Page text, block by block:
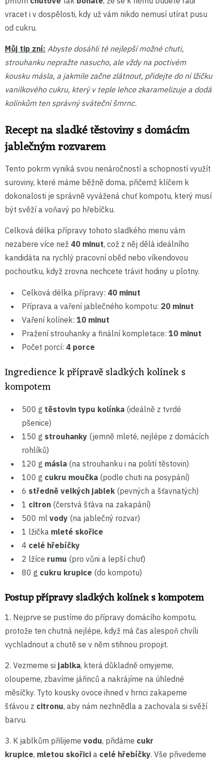
vracet i v dospělosti, kdy už vám nikdo nemusí utírat pusu
od cukru.
Můj tip zní: Abyste dosáhli té nejlepší možné chuti,
strouhanku nepražte nasucho, ale vždy na poctivém
kousku másla, a jakmile začne zlátnout, přidejte do ní lžičku
vanilkového cukru, který v teple lehce zkaramelizuje a dodá
kolínkům ten správný sváteční šmrnc.
Recept na sladké těstoviny s domácím
jablečným rozvarem
Tento pokrm vyniká svou nenáročností a schopností využít
suroviny, které máme běžně doma, přičemž klíčem k
dokonalosti je správně vyvážená chuť kompotu, který musí
být svěží a voňavý po hřebíčku.
Celková délka přípravy tohoto sladkého menu vám
nezabere více než 40 minut, což z něj dělá ideálního
kandidáta na rychlý pracovní oběd nebo víkendovou
pochoutku, když zrovna nechcete trávit hodiny u plotny.
Celková délka přípravy: 40 minut
Příprava a vaření jablečného kompotu: 20 minut
Vaření kolínek: 10 minut
Pražení strouhanky a finální kompletace: 10 minut
Počet porcí: 4 porce
Ingredience k přípravě sladkých kolínek s
kompotem
500 g těstovin typu kolínka (ideálně z tvrdé
pšenice)
150 g strouhanky (jemně mleté, nejlépe z domácích
rohlíků)
120 g másla (na strouhanku i na polití těstovin)
100 g cukru moučka (podle chuti na posypání)
6 středně velkých jablek (pevných a šťavnatých)
1 citron (čerstvá šťáva na zakapání)
500 ml vody (na jablečný rozvar)
1 lžička mleté skořice
4 celé hřebíčky
2 lžíce rumu (pro vůni a lepší chuť)
80 g cukru krupice (do kompotu)
Postup přípravy sladkých kolínek s kompotem
1. Nejprve se pustíme do přípravy domácího kompotu,
protože ten chutná nejlépe, když má čas alespoň chvíli
vychladnout a chutě se v něm stihnou propojit.
2. Vezmeme si jablka, která důkladně omyjeme,
oloupeme, zbavíme jářinců a nakrájíme na úhledné
měsíčky. Tyto kousky ovoce ihned v hrnci zakapeme
šťávou z citronu, aby nám nezhnědla a zachovala si svěží
barvu.
3. K jablkům přilijeme vodu, přidáme cukr
krupice, mletou skořici a celé hřebíčky. Vše přivedeme